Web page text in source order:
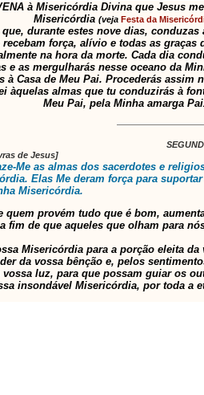
à Misericórdia Divina que Jesus
Misericórdia(vejaFesta da
que, durante estes nove dias,
recebam força, alívio e todas as
na hora da morte. Cada dia
e as mergulharás nesse oceano da
à Casa de Meu Pai. Procederás assim
àquelas almas que tu conduzirás à
Meu Pai, pela Minha amarga
de Jesus]
Me as almas dos sacerdotes e
Elas Me deram força para
Misericórdia.
provém tudo que é bom,
fim de que aqueles que olham para
Misericórdia para a porção eleita da
da vossa bênção e, pelos
luz, para que possam guiar os
insondável Misericórdia, por toda a